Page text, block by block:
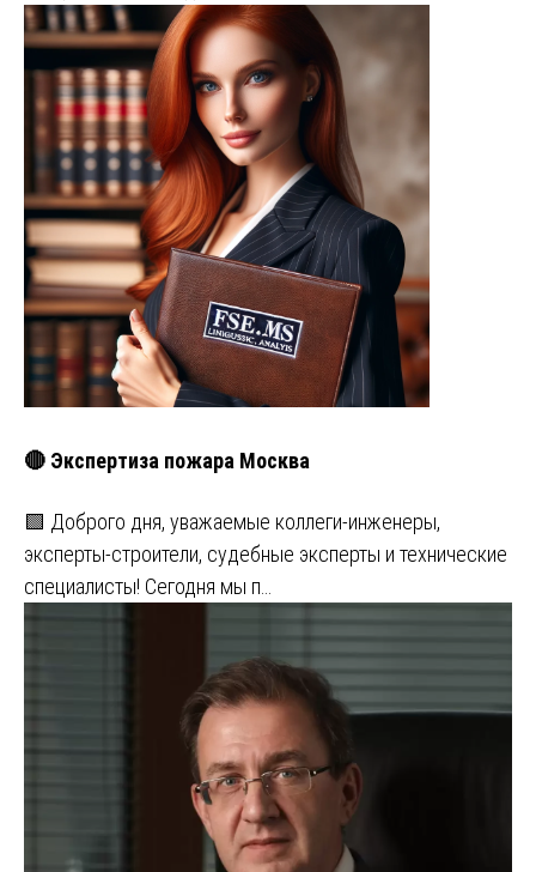
🔴 Экспертиза пожара Москва
🟩 Доброго дня, уважаемые коллеги-инженеры,
эксперты-строители, судебные эксперты и технические
специалисты! Сегодня мы п…